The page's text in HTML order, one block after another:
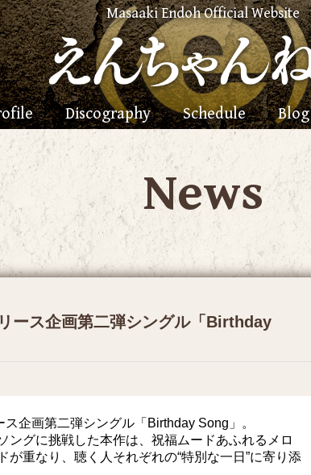
Masaaki Endoh Official Website
Discography Schedule Blog
News
ース企画第二弾シングル「Birthday
企画第二弾シングル「Birthday Song」。
ングに挑戦した本作は、祝福ムードあふれるメロ
重なり、聴く人それぞれの“特別な一日”に寄り添